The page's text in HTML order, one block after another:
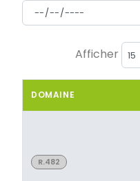
Afficher
DOMAINE
R.482